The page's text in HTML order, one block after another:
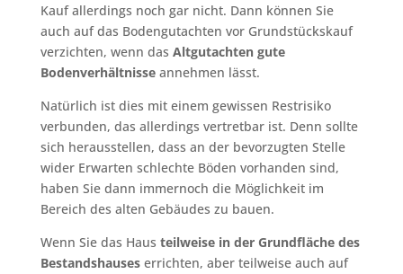
Kauf allerdings noch gar nicht. Dann können Sie
auch auf das Bodengutachten vor Grundstückskauf
verzichten, wenn das Altgutachten gute
Bodenverhältnisseannehmen lässt.
Natürlich ist dies mit einem gewissen Restrisiko
verbunden, das allerdings vertretbar ist. Denn sollte
sich herausstellen, dass an der bevorzugten Stelle
wider Erwarten schlechte Böden vorhanden sind,
haben Sie dann immernoch die Möglichkeit im
Bereich des alten Gebäudes zu bauen.
Wenn Sie das Haus teilweise in der Grundfläche des
Bestandshauseserrichten, aber teilweise auch auf